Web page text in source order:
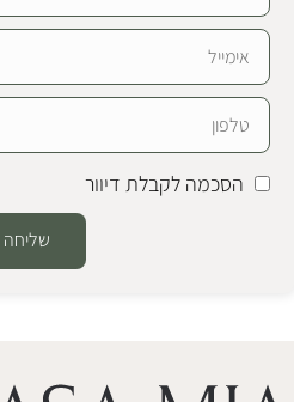
הסכמה לקבלת דיוור
שליחה